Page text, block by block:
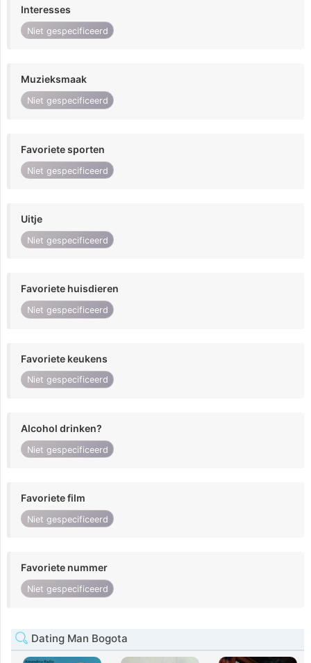
Interesses
Niet gespecificeerd
Muzieksmaak
Niet gespecificeerd
Favoriete sporten
Niet gespecificeerd
Uitje
Niet gespecificeerd
Favoriete huisdieren
Niet gespecificeerd
Favoriete keukens
Niet gespecificeerd
Alcohol drinken?
Niet gespecificeerd
Favoriete film
Niet gespecificeerd
Favoriete nummer
Niet gespecificeerd
Dating Man Bogota